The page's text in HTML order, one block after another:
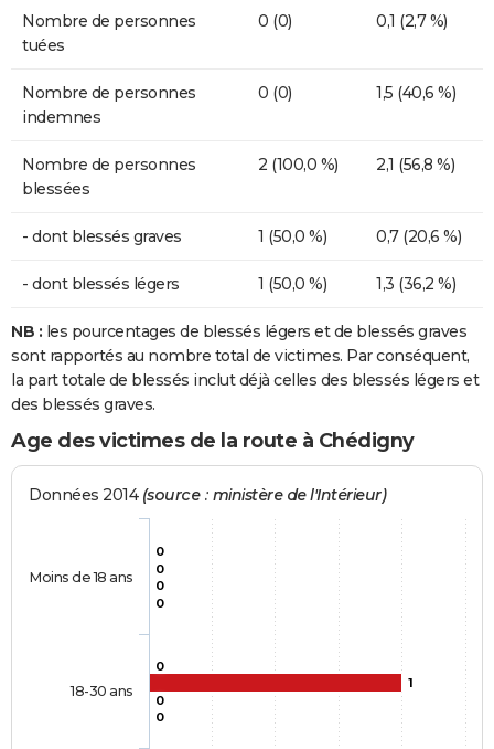
Nombre de personnes
tuées
0 (0) 0,1 (2,7 %)
Nombre de personnes
indemnes
0 (0) 1,5 (40,6 %)
Nombre de personnes
blessées
2 (100,0 %) 2,1 (56,8 %)
- dont blessés graves 1 (50,0 %) 0,7 (20,6 %)
- dont blessés légers 1 (50,0 %) 1,3 (36,2 %)
NB : les pourcentages de blessés légers et de blessés graves
sont rapportés au nombre total de victimes. Par conséquent,
la part totale de blessés inclut déjà celles des blessés légers et
des blessés graves.
Age des victimes de la route à Chédigny
Données 2014 (source : ministère de l'Intérieur)
0
0
0
1
0
0
0
0
Moins de 18 ans
18-30 ans